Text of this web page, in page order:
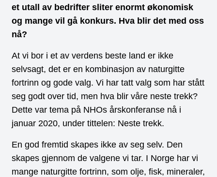
et utall av bedrifter sliter enormt økonomisk
og mange vil gå konkurs. Hva blir det med oss
nå?
At vi bor i et av verdens beste land er ikke
selvsagt, det er en kombinasjon av naturgitte
fortrinn og gode valg. Vi har tatt valg som har stått
seg godt over tid, men hva blir våre neste trekk?
Dette var tema på NHOs årskonferanse nå i
januar 2020, under tittelen: Neste trekk.
En god fremtid skapes ikke av seg selv. Den
skapes gjennom de valgene vi tar. I Norge har vi
mange naturgitte fortrinn, som olje, fisk, mineraler,